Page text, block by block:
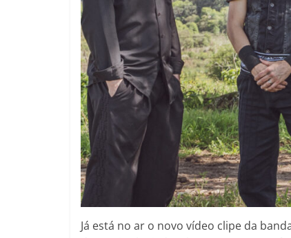
Já está no ar o novo vídeo clipe da